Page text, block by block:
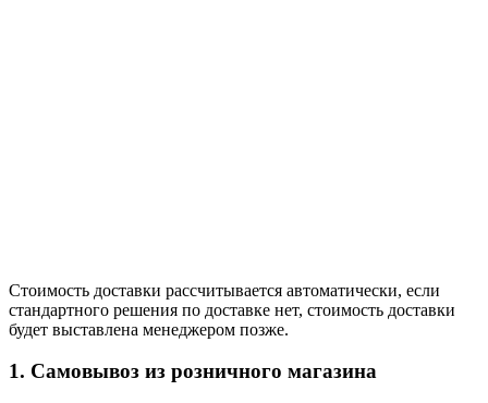
Стоимость доставки рассчитывается автоматически, если
стандартного решения по доставке нет, стоимость доставки
будет выставлена менеджером позже.
1. Самовывоз из розничного магазина